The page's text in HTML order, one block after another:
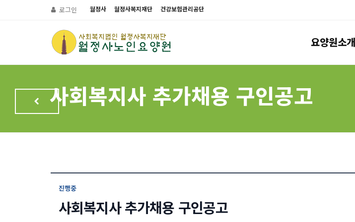
로그인 월정사 월정사복지재단 건강보험관리공단
요양원소개
사회복지사 추가채용 구인공고
진행중
사회복지사 추가채용 구인공고